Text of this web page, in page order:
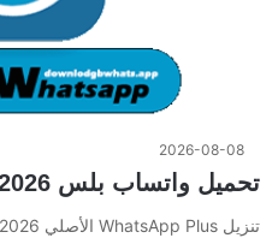
2026-08-08
تحميل واتساب بلس 2026…
تنزيل WhatsApp Plus الأصلي 2026 أخر إصدار…